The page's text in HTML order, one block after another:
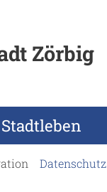
Zörbig
Stadtleben
Datenschutz